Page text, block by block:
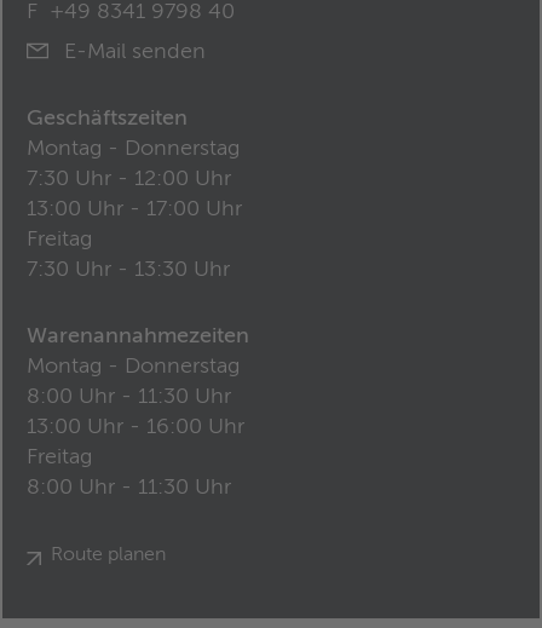
F
+49 8341 9798 40
E-Mail senden
Geschäftszeiten
Montag - Donnerstag
7:30 Uhr - 12:00 Uhr
13:00 Uhr - 17:00 Uhr
Freitag
7:30 Uhr - 13:30 Uhr
Warenannahmezeiten
Montag - Donnerstag
8:00 Uhr - 11:30 Uhr
13:00 Uhr - 16:00 Uhr
Freitag
8:00 Uhr - 11:30 Uhr
Route planen